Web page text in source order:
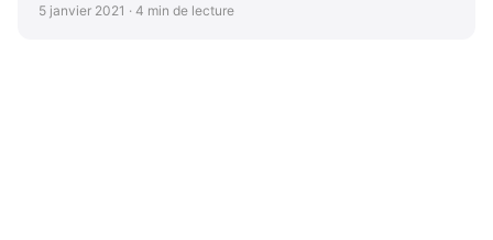
5 janvier 2021 · 4 min de lecture